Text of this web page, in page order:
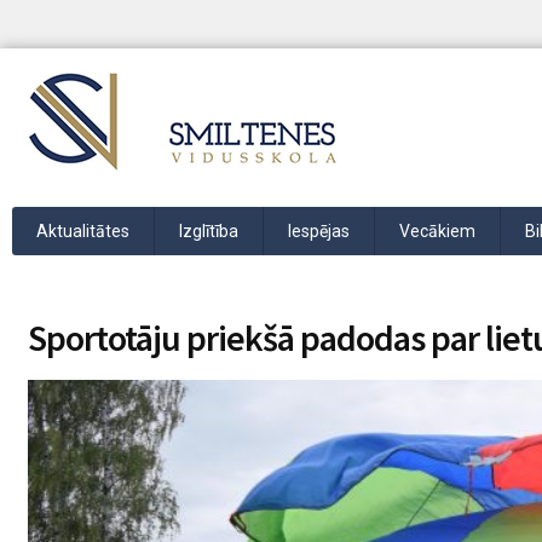
Aktualitātes Izglītība Iespējas Vecākiem
Sportotāju priekšā padodas par